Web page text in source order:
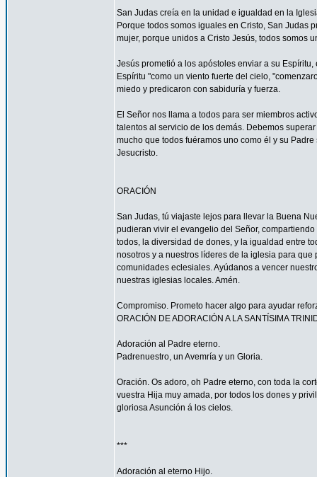
San Judas creía en la unidad e igualdad en la
Porque todos somos iguales en Cristo, San Judas
mujer, porque unidos a Cristo Jesús, todos somos
Jesús prometió a los apóstoles enviar a su
Espíritu "como un viento fuerte del cielo,
miedo y predicaron con sabiduría y fuerza.
El Señor nos llama a todos para ser miembros
talentos al servicio de los demás. Debemos
mucho que todos fuéramos uno como él y su
Jesucristo.
ORACIÓN
San Judas, tú viajaste lejos para llevar la Buena
pudieran vivir el evangelio del Señor,
todos, la diversidad de dones, y la igualdad entre
nosotros y a nuestros líderes de la iglesia para
comunidades eclesiales. Ayúdanos a vencer
nuestras iglesias locales. Amén.
Compromiso. Prometo hacer algo para ayudar
ORACIÓN DE ADORACIÓN A LA SANTÍSIMA
Adoración al Padre eterno.
Padrenuestro, un Avemría y un Gloria.
Oración. Os adoro, oh Padre eterno, con toda la
vuestra Hija muy amada, por todos los dones y
gloriosa Asunción á los cielos.
***
Adoración al eterno Hijo.